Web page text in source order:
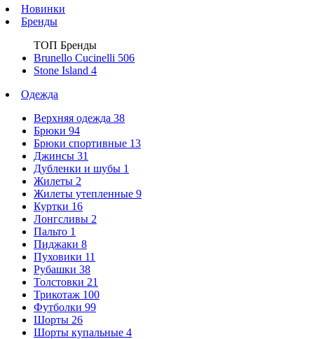
Новинки
Бренды
ТОП Бренды
Brunello Cucinelli 506
Stone Island 4
Одежда
Верхняя одежда 38
Брюки 94
Брюки спортивные 13
Джинсы 31
Дубленки и шубы 1
Жилеты 2
Жилеты утепленные 9
Куртки 16
Лонгсливы 2
Пальто 1
Пиджаки 8
Пуховики 11
Рубашки 38
Толстовки 21
Трикотаж 100
Футболки 99
Шорты 26
Шорты купальные 4